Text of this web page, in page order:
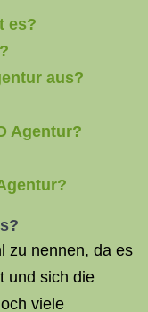
es?
aus?
Agentur?
zu nennen, da es
und sich die
viele